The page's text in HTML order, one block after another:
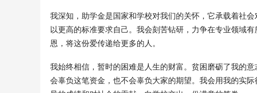
我深知，助学金是国家和学校对我们的关怀，它承载着社
以更高的标准要求自己。我会刻苦钻研，力争在专业领域
恩，将这份爱传递给更多的人。
我始终相信，暂时的困难是人生的财富。贫困磨砺了我的
会辜负这笔资金，也不会辜负大家的期望。我会用我的实